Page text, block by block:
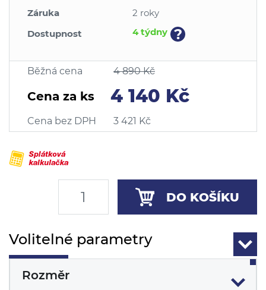
Záruka
2 roky
Dostupnost
4 týdny ?
Běžná cena 4 890 Kč
Cena za ks 4 140 Kč
Cena bez DPH 3 421 Kč
DO KOŠÍKU
Volitelné parametry
Rozměr